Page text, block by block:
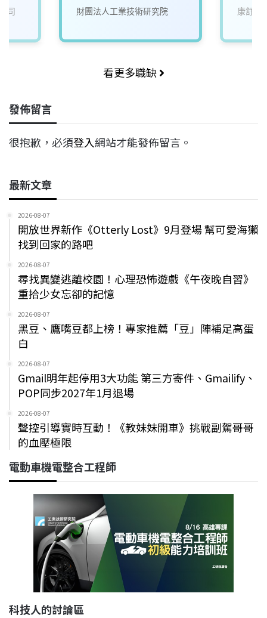
司 財團法人工業技術研究院 康舒科
看更多職缺
發佈留言
很抱歉，必須登入網站才能發佈留言。
最新文章
2026-08-07
開放世界新作《Otterly Lost》9月登場 幫可愛海獺
找到回家的路吧
2026-08-07
尋找異變逃離校園！心理恐怖遊戲《午夜晚自習》
重拾少女忘卻的記憶
2026-08-07
黑豆、鷹嘴豆都上榜！專家推薦「豆」陣補足高蛋
白
2026-08-07
Gmail明年起停用3大功能 第三方寄件、Gmailify、
POP同步2027年1月退場
2026-08-07
聲控引導實時互動！《教妹妹開車》挑戰副駕哥哥
的血壓極限
電動車機電整合工程師
科技人的討論區